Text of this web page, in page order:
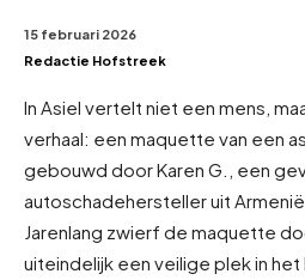
15 februari 2026
Redactie Hofstreek
In Asiel vertelt niet een mens,
verhaal: een maquette van een
gebouwd door Karen G., een
autoschadehersteller uit Armenië.
Jarenlang zwierf de maquette
uiteindelijk een veilige plek in het